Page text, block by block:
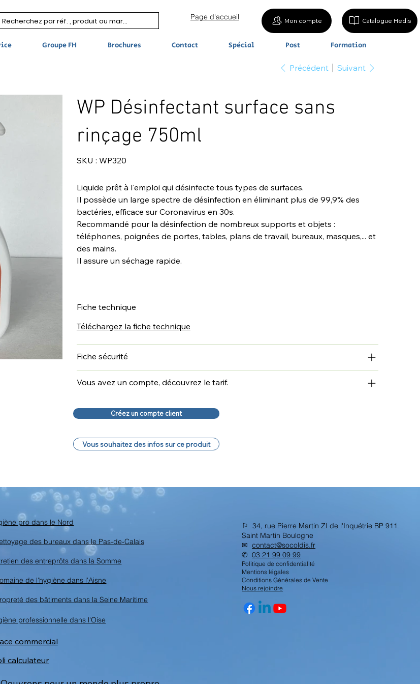
Page d'accueil Mon compte Catalogue Hedis
Groupe FH Brochures Contact Spécial Post Formation
Précédent Suivant
WP Désinfectant surface sans
rinçage 750ml
SKU : SKU
WP320
WP320
Liquide prêt à l'emploi qui désinfecte tous types de surfaces.
Il possède un large spectre de désinfection en éliminant plus de 99,9% des
bactéries, efficace sur Coronavirus en 30s.
Recommandé pour la désinfection de nombreux supports et objets :
téléphones, poignées de portes, tables, plans de travail, bureaux, masques,... et
des mains.
Il assure un séchage rapide.
Fiche technique
Téléchargez la fiche technique
Fiche sécurité
Vous avez un compte, découvrez le tarif.
Vous souhaitez des infos sur ce produit
Créez un compte client
pro dans le Nord
des bureaux dans le Pas-de-Calais
des entreprôts dans la Somme
de l'hygiène dans l'Aisne
des bâtiments dans la Seine Maritime
professionnelle dans l'Oise
commercial
calculateur
⚐ 34, rue Pierre Martin ZI de l'Inquétrie BP 911
Saint Martin Boulogne
✉︎contact@socoldis.fr
✆03 21 99 09 99
Politique de confidentialité
Mentions légales
Conditions Générales de Vente
Nous rejoindre